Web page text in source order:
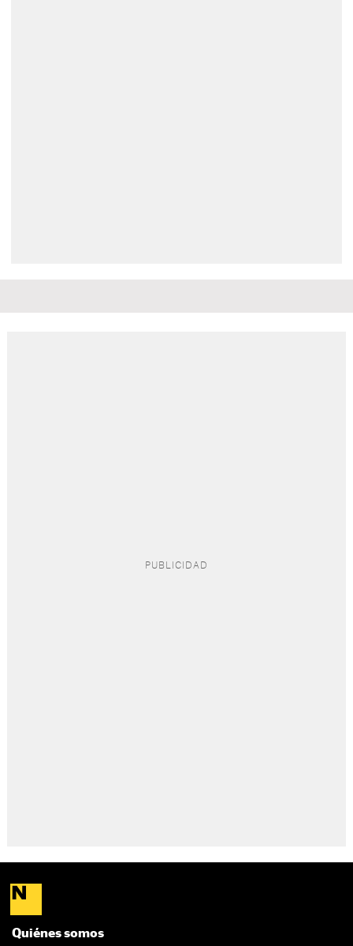
Quiénes somos